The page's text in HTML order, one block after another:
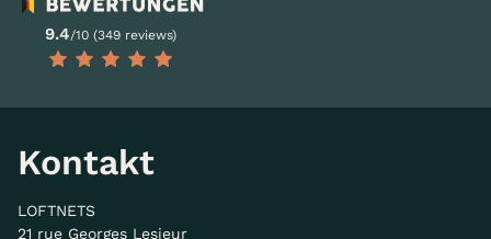
9.4/10 (349 reviews)
Kontakt
LOFTNETS
21 rue Georges Lesieur